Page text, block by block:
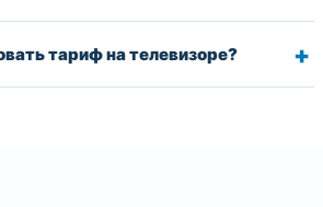
тариф на телевизоре?